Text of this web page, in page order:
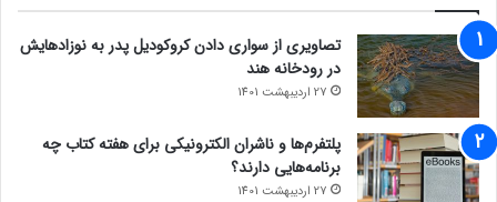
تصاویری از سواری دادن کروکودیل پدر به نوزادهایش
در رودخانه هند
27 اردیبهشت 1401
پلتفرم‌ها و ناشران الکترونیکی برای هفته کتاب چه
برنامه‌هایی دارند؟
27 اردیبهشت 1401